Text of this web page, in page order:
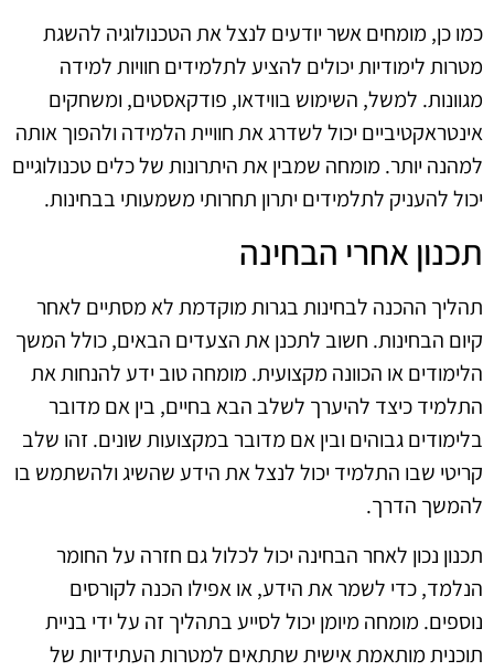
כמו כן, מומחים אשר יודעים לנצל את הטכנולוגיה להשגת
מטרות לימודיות יכולים להציע לתלמידים חוויות למידה
מגוונות. למשל, השימוש בווידאו, פודקאסטים, ומשחקים
אינטראקטיביים יכול לשדרג את חוויית הלמידה ולהפוך אותה
למהנה יותר. מומחה שמבין את היתרונות של כלים טכנולוגיים
יכול להעניק לתלמידים יתרון תחרותי משמעותי בבחינות.
תכנון אחרי הבחינה
תהליך ההכנה לבחינות בגרות מוקדמת לא מסתיים לאחר
קיום הבחינות. חשוב לתכנן את הצעדים הבאים, כולל המשך
הלימודים או הכוונה מקצועית. מומחה טוב ידע להנחות את
התלמיד כיצד להיערך לשלב הבא בחיים, בין אם מדובר
בלימודים גבוהים ובין אם מדובר במקצועות שונים. זהו שלב
קריטי שבו התלמיד יכול לנצל את הידע שהשיג ולהשתמש בו
להמשך הדרך.
תכנון נכון לאחר הבחינה יכול לכלול גם חזרה על החומר
הנלמד, כדי לשמר את הידע, או אפילו הכנה לקורסים
נוספים. מומחה מיומן יכול לסייע בתהליך זה על ידי בניית
תוכנית מותאמת אישית שתתאים למטרות העתידיות של